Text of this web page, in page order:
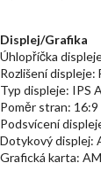
Displej/Grafika
Úhlopříčka
Rozlišení displeje:
Typ displeje: IPS
Poměr stran: 16:9
Podsvícení
Dotykový displej:
Grafická karta: